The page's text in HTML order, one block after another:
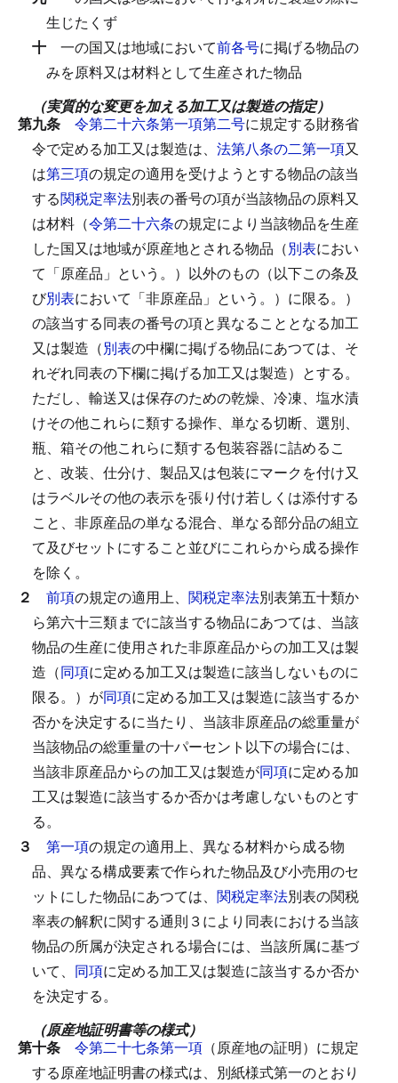
生じたくず
十 一の国又は地域において前各号に掲げる物品の
みを原料又は材料として生産された物品
（実質的な変更を加える加工又は製造の指定）
第九条 令第二十六条第一項第二号に規定する財務省
令で定める加工又は製造は、 法第八条の二第一項又
は第三項の規定の適用を受けようとする物品の該当
する関税定率法別表の番号の項が当該物品の原料又
は材料（令第二十六条の規定により当該物品を生産
した国又は地域が原産地とされる物品（別表におい
て「原産品」という。）以外のもの（以下この条及
び別表において「非原産品」という。）に限る。）
の該当する同表の番号の項と異なることとなる加工
又は製造（別表の中欄に掲げる物品にあつては、そ
れぞれ同表の下欄に掲げる加工又は製造）とする。
ただし、輸送又は保存のための乾燥、冷凍、塩水漬
けその他これらに類する操作、単なる切断、選別、
瓶、箱その他これらに類する包装容器に詰めるこ
と、改装、仕分け、製品又は包装にマークを付け又
はラベルその他の表示を張り付け若しくは添付する
こと、非原産品の単なる混合、単なる部分品の組立
て及びセットにすること並びにこれらから成る操作
を除く。
２ 前項の規定の適用上、 関税定率法別表第五十類か
ら第六十三類までに該当する物品にあつては、当該
物品の生産に使用された非原産品からの加工又は製
造（同項に定める加工又は製造に該当しないものに
限る。）が同項に定める加工又は製造に該当するか
否かを決定するに当たり、当該非原産品の総重量が
当該物品の総重量の十パーセント以下の場合には、
当該非原産品からの加工又は製造が同項に定める加
工又は製造に該当するか否かは考慮しないものとす
る。
３ 第一項の規定の適用上、異なる材料から成る物
品、異なる構成要素で作られた物品及び小売用のセ
ットにした物品にあつては、 関税定率法別表の関税
率表の解釈に関する通則３により同表における当該
物品の所属が決定される場合には、当該所属に基づ
いて、 同項に定める加工又は製造に該当するか否か
を決定する。
（原産地証明書等の様式）
第十条 令第二十七条第一項 （原産地の証明）に規定
する原産地証明書の様式は、別紙様式第一のとおり